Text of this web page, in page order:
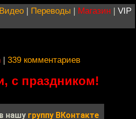
Видео | Переводы | Магазин | VIP
| 339 комментариев
с праздником!
нашу группу ВКонтакте